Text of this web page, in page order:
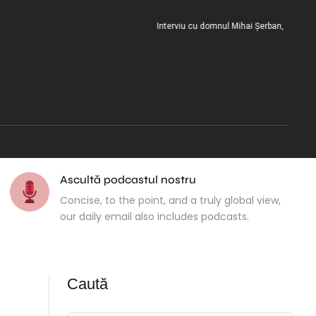
Interviu cu domnul Mihai Șerban, la
Ascultă podcastul nostru
Concise, to the point, and a truly global view,
our daily email also includes podcasts.
Caută